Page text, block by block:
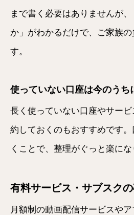
まで書く必要はありませんが
か」がわかるだけで、ご家族
す。
使っていない口座は今のうち
長く使っていない口座やサー
約しておくのもおすすめです
くことで、整理がぐっと楽にな
有料サービス・サブスク
月額制の動画配信サービスや